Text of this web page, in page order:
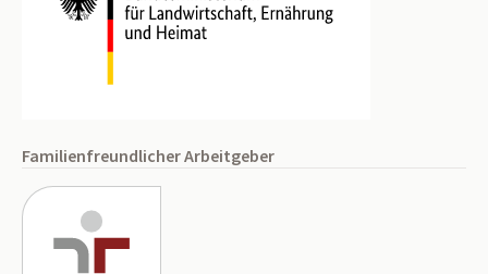
Familienfreundlicher Arbeitgeber